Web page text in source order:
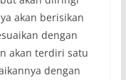
akan berisikan
dengan
akan terdiri satu
dengan